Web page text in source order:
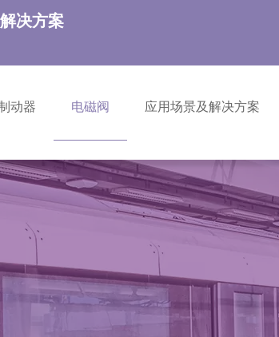
动器 电磁阀 应用场景及解决方案
决方案